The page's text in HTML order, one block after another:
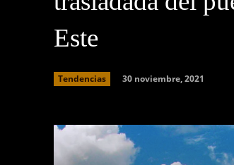
Este
Tendencias 30 noviembre, 2021